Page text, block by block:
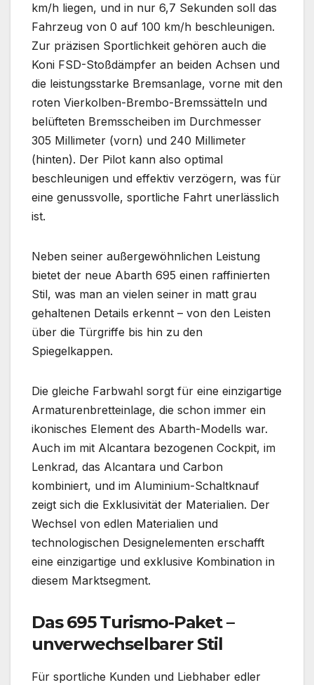
km/h liegen, und in nur 6,7 Sekunden soll das
Fahrzeug von 0 auf 100 km/h beschleunigen.
Zur präzisen Sportlichkeit gehören auch die
Koni FSD-Stoßdämpfer an beiden Achsen und
die leistungsstarke Bremsanlage, vorne mit den
roten Vierkolben-Brembo-Bremssätteln und
belüfteten Bremsscheiben im Durchmesser
305 Millimeter (vorn) und 240 Millimeter
(hinten). Der Pilot kann also optimal
beschleunigen und effektiv verzögern, was für
eine genussvolle, sportliche Fahrt unerlässlich
ist.
Neben seiner außergewöhnlichen Leistung
bietet der neue Abarth 695 einen raffinierten
Stil, was man an vielen seiner in matt grau
gehaltenen Details erkennt – von den Leisten
über die Türgriffe bis hin zu den
Spiegelkappen.
Die gleiche Farbwahl sorgt für eine einzigartige
Armaturenbretteinlage, die schon immer ein
ikonisches Element des Abarth-Modells war.
Auch im mit Alcantara bezogenen Cockpit, im
Lenkrad, das Alcantara und Carbon
kombiniert, und im Aluminium-Schaltknauf
zeigt sich die Exklusivität der Materialien. Der
Wechsel von edlen Materialien und
technologischen Designelementen erschafft
eine einzigartige und exklusive Kombination in
diesem Marktsegment.
Das 695 Turismo-Paket –
unverwechselbarer Stil
Für sportliche Kunden und Liebhaber edler